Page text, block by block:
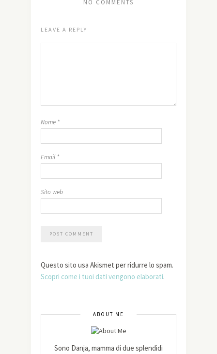
NO COMMENTS
LEAVE A REPLY
Nome *
Email *
Sito web
Questo sito usa Akismet per ridurre lo spam.
Scopri come i tuoi dati vengono elaborati.
ABOUT ME
Sono Danja, mamma di due splendidi